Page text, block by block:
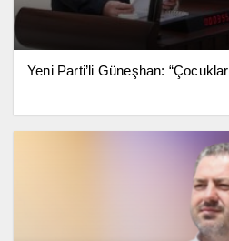
Yeni Parti’li Güneşhan: